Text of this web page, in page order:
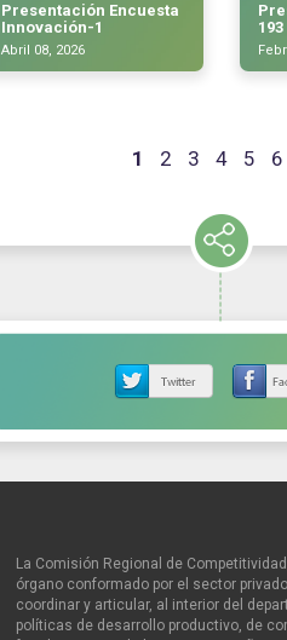
Presentación Encuesta
Innovación-1
Abril 08, 2026
1 2 3 4 5 6
La Comisión Regional de
órgano conformado por el sector
coordinar y articular, al interior del
políticas de desarrollo productivo, de